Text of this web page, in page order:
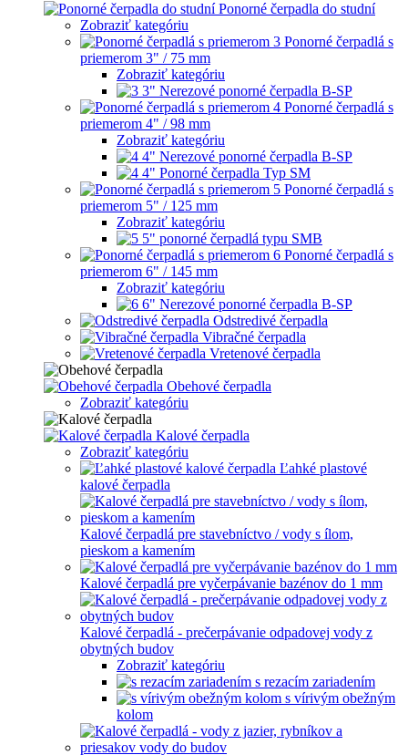
Ponorné čerpadla do studní
Zobraziť kategóriu
Ponorné čerpadlá s
priemerom 3" / 75 mm
Zobraziť kategóriu
3" Nerezové ponorné čerpadla B-SP
Ponorné čerpadlá s
priemerom 4" / 98 mm
Zobraziť kategóriu
4" Nerezové ponorné čerpadla B-SP
4" Ponorné čerpadla Typ SM
Ponorné čerpadlá s
priemerom 5" / 125 mm
Zobraziť kategóriu
5" ponorné čerpadlá typu SMB
Ponorné čerpadlá s
priemerom 6" / 145 mm
Zobraziť kategóriu
6" Nerezové ponorné čerpadla B-SP
Odstredivé čerpadla
Vibračné čerpadla
Vretenové čerpadla
Obehové čerpadla
Zobraziť kategóriu
Kalové čerpadla
Zobraziť kategóriu
Ľahké plastové
kalové čerpadla
Kalové čerpadlá pre stavebníctvo / vody s ílom,
pieskom a kamením
Kalové čerpadlá pre vyčerpávanie bazénov do 1 mm
Kalové čerpadlá - prečerpávanie odpadovej vody z
obytných budov
Zobraziť kategóriu
s rezacím zariadením
s vírivým obežným
kolom